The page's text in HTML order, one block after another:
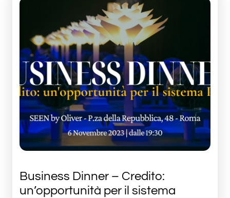
Business Dinner – Credito:
un’opportunità per il sistema